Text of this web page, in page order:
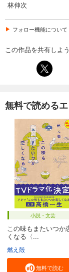
林伸次
フォロー機能について
この作品を共有しよう
無料で読める
小説・文芸
この味もまたいつか
くなる〈...
燃え殻
無料で読む